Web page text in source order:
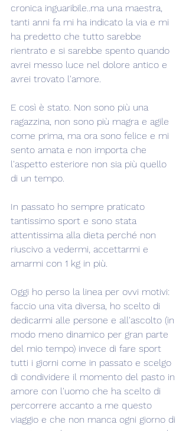
cronica inguaribile..ma una maestra,
tanti anni fa mi ha indicato la via e mi
ha predetto che tutto sarebbe
rientrato e si sarebbe spento quando
avrei messo luce nel dolore antico e
avrei trovato l'amore.
E così è stato. Non sono più una
ragazzina, non sono più magra e agile
come prima, ma ora sono felice e mi
sento amata e non importa che
l'aspetto esteriore non sia più quello
di un tempo.
In passato ho sempre praticato
tantissimo sport e sono stata
attentissima alla dieta perché non
riuscivo a vedermi, accettarmi e
amarmi con 1 kg in più.
Oggi ho perso la linea per ovvi motivi:
faccio una vita diversa, ho scelto di
dedicarmi alle persone e all'ascolto (in
modo meno dinamico per gran parte
del mio tempo) invece di fare sport
tutti i giorni come in passato e scelgo
di condividere il momento del pasto in
amore con l'uomo che ha scelto di
percorrere accanto a me questo
viaggio e che non manca ogni giorno di